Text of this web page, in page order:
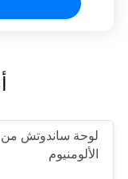
لوحة ساندوتش من
الألومنيوم